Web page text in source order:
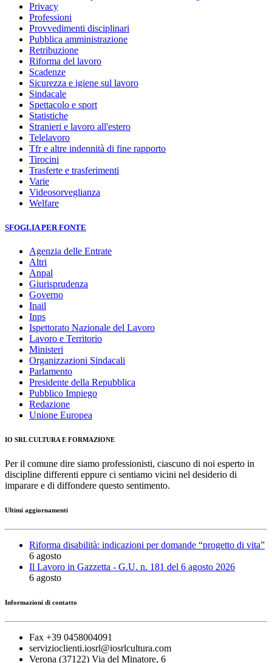
Privacy
Professioni
Provvedimenti disciplinari
Pubblica amministrazione
Retribuzione
Riforma del lavoro
Scadenze
Sicurezza e igiene sul lavoro
Sindacale
Spettacolo e sport
Statistiche
Stranieri e lavoro all'estero
Telelavoro
Tfr e altre indennità di fine rapporto
Tirocini
Trasferte e trasferimenti
Varie
Videosorveglianza
Welfare
SFOGLIA PER FONTE
Agenzia delle Entrate
Altri
Anpal
Giurisprudenza
Governo
Inail
Inps
Ispettorato Nazionale del Lavoro
Lavoro e Territorio
Ministeri
Organizzazioni Sindacali
Parlamento
Presidente della Repubblica
Pubblico Impiego
Redazione
Unione Europea
IO SRL CULTURA E FORMAZIONE
Per il comune dire siamo professionisti, ciascuno di noi esperto in
discipline differenti eppure ci sentiamo vicini nel desiderio di
imparare e di diffondere questo sentimento.
Ultimi aggiornamenti
Riforma disabilità: indicazioni per domande “progetto di vita”
6 agosto
Il Lavoro in Gazzetta - G.U. n. 181 del 6 agosto 2026
6 agosto
Informazioni di contatto
Fax +39 0458004091
servizioclienti.iosrl@iosrlcultura.com
Verona (37122) Via del Minatore, 6